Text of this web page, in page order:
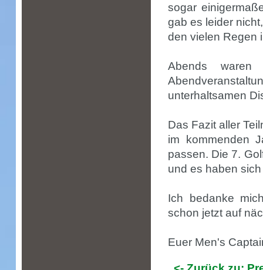
sogar
gab es leider
den vielen Regen
Abends
unterhaltsamen
Das Fazit aller
im kommenden
passen. Die 7.
und es haben
Ich bedanke
schon jetzt auf
Euer Men's